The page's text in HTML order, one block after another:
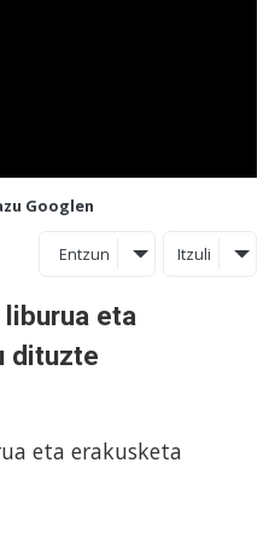
Googlen
Entzun Itzuli
liburua eta
dituzte
eta erakusketa